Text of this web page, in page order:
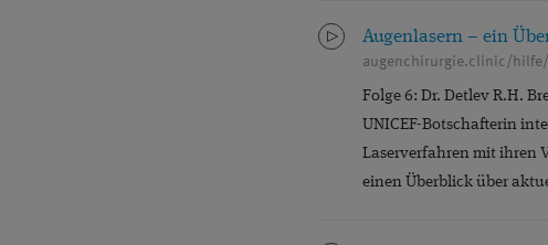
Augenlasern – ein
augenchirurgie.clinic/
Folge 6: Dr. Detlev R.H.
UNICEF-Botschafterin
Laserverfahren mit ihren
einen Überblick über